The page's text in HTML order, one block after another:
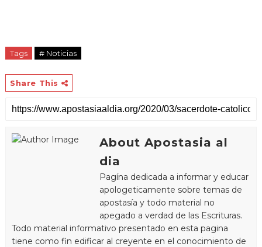
Tags # Noticias
Share This
About Apostasia al
dia
Pagína dedicada a informar y educar
apologeticamente sobre temas de
apostasía y todo material no
apegado a verdad de las Escrituras.
Todo material informativo presentado en esta pagina
tiene como fin edificar al creyente en el conocimiento de